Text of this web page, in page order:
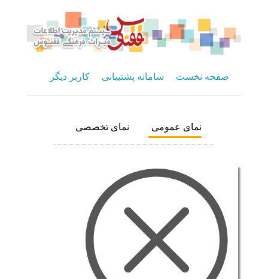
صفحه نخست سامانه پشتیبانی کاربر دیگر
نمای عمومی نمای تخصصی